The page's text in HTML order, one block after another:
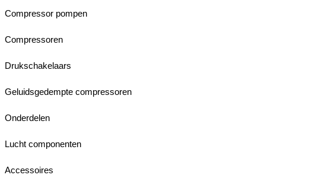
Compressor pompen
Compressoren
Drukschakelaars
Geluidsgedempte compressoren
Onderdelen
Lucht componenten
Accessoires